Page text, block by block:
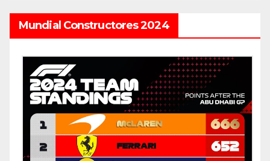
Mundial Constructores 2024